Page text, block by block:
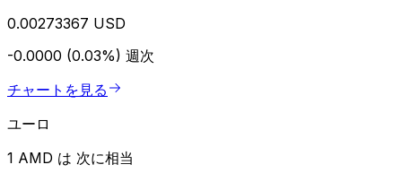
0.00273367 USD
-0.0000 (0.03%) 週次
チャートを見る
ユーロ
1 AMD は 次に相当